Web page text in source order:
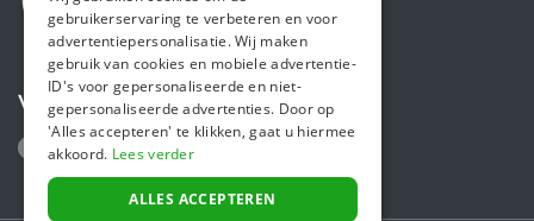
Volg ons
ENGLISH
gebruikerservaring te verbeteren en voor
advertentiepersonalisatie. Wij maken
gebruik van cookies en mobiele advertentie-
ID's voor gepersonaliseerde en niet-
gepersonaliseerde advertenties. Door op
'Alles accepteren' te klikken, gaat u hiermee
akkoord. Lees verder
ALLES ACCEPTEREN